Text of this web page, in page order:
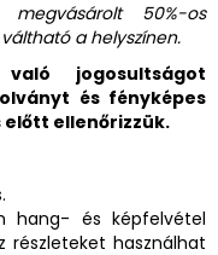
50%-os
a helyszínen.
jogosultságot
és fényképes
előtt ellenőrizzük.
hang- és képfelvétel
részleteket használhat